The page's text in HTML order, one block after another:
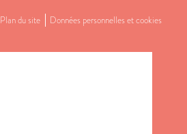
Plan du site Données personnelles et cookies